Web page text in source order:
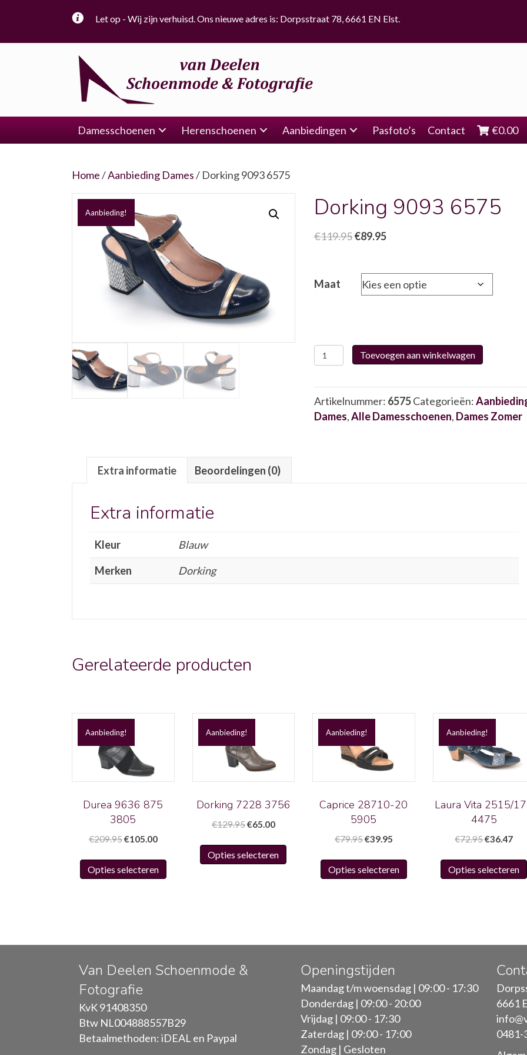
Let op - Wij zijn verhuisd. Ons nieuwe adres is: Dorpsstraat 78, 6661 EN Elst.
Damesschoenen Herenschoenen Aanbiedingen Pasfoto’s Contact €0.00
Home/Aanbieding Dames/ Dorking 9093 6575
Aanbieding! Dorking 9093 6575
€119.95 Oorspronkelijke
€119.95.
€89.95Huidige
€89.95.
Maat
Dorking
9093
aantal
Toevoegen aan winkelwagen
Artikelnummer: 6575 Categorieën:
Dames,Alle Damesschoenen, Dames Zomer
Extra informatie Beoordelingen (0)
Extra informatie
Kleur
Blauw
Merken
Dorking
Gerelateerde producten
Aanbieding!
Durea 9636 875
3805
€209.95Oorspronkelijke
was:
€209.95.
€105.00Huidige
is:
€105.00.
Opties selecteren
Dit
optie
kan
de
productpagina
Aanbieding!
Dorking 7228 3756
€129.95Oorspronkelijke
was:
€129.95.
€65.00Huidige
€65.00.
Opties selecteren
Dit
product
gekozen
worden
productpagina
Aanbieding!
Caprice 28710-20
5905
€79.95Oorspronkelijke
was:
€79.95.
€39.95Huidige
€39.95.
Opties selecteren
Dit
optie
worden
op
productpagina
Aanbieding!
Laura Vita 2515/
4475
€72.95
was:
€72.95.
€36.47
Opties selecteren
Van Deelen Schoenmode &
Fotografie
KvK 91408350
Btw NL004888557B29
Betaalmethoden: iDEAL en Paypal
Openingstijden
Maandag t/m woensdag | 09:00 - 17:30
Donderdag | 09:00 - 20:00
Vrijdag | 09:00 - 17:30
Zaterdag | 09:00 - 17:00
Zondag | Gesloten
6661
0481-